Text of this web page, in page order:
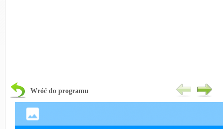
Wróć do programu